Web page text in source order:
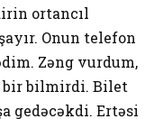
ortancıl
Onun telefon
Zəng vurdum,
bir bilmirdi. Bilet
gedəcəkdi. Ertəsi